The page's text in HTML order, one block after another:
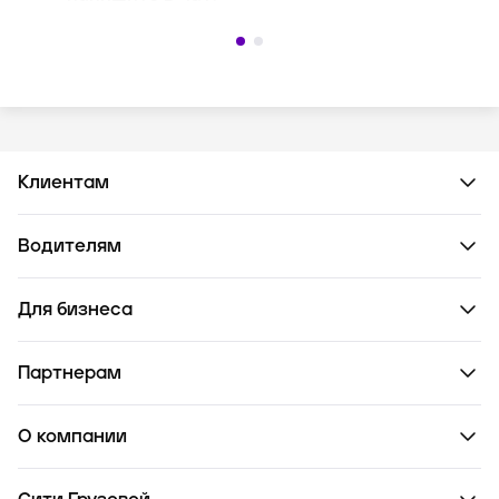
Клиентам
Водителям
Для бизнеса
Партнерам
О компании